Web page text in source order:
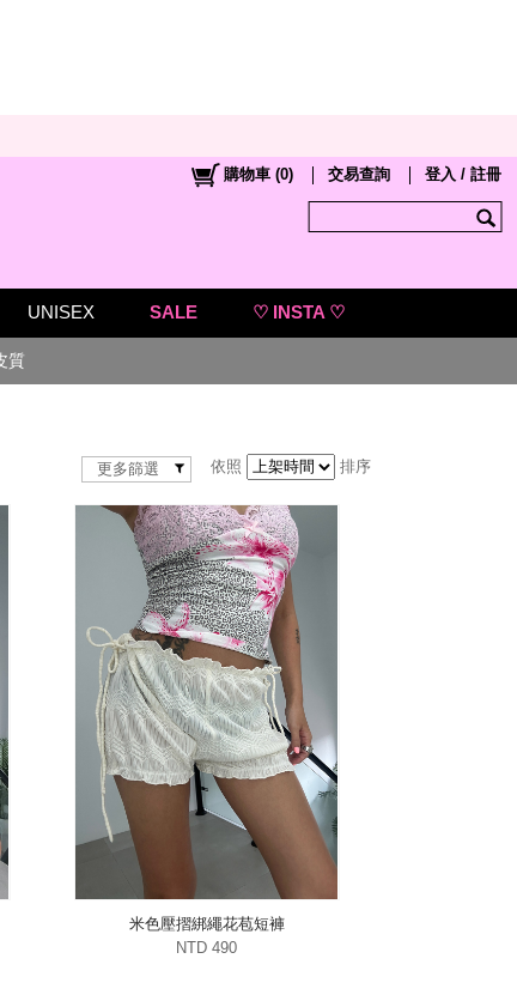
UNISEX SALE ♡ INSTA ♡
購物車 (0) 交易查詢 登入 / 註冊
質
更多篩選 依照 排序
米色壓摺綁繩花苞短褲
NTD 490